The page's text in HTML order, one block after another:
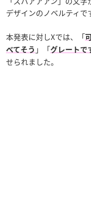
デザインのノベルティで
本発表に対しXでは、「
べてそう 」「グレートで
せられました。